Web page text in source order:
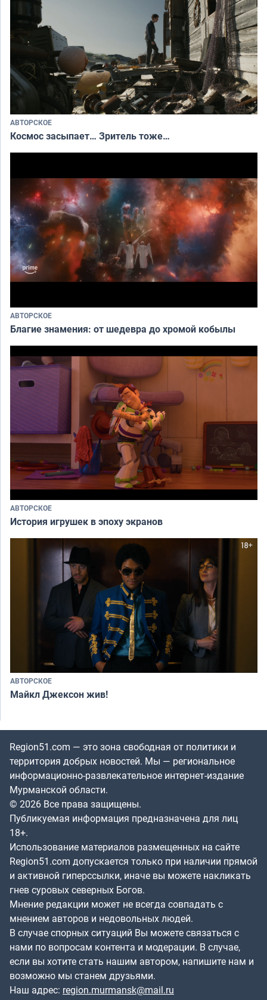
АВТОРСКОЕ
Космос засыпает… Зритель тоже…
АВТОРСКОЕ
Благие знамения: от шедевра до хромой кобылы
АВТОРСКОЕ
История игрушек в эпоху экранов
АВТОРСКОЕ
Майкл Джексон жив!
Region51.com — это зона свободная от политики и
территория добрых новостей. Мы — региональное
информационно-развлекательное интернет-издание
Мурманской области.
© 2026 Все права защищены.
Публикуемая информация предназначена для лиц
18+.
Использование материалов размещенных на сайте
Region51.com допускается только при наличии прямой
и активной гиперссылки, иначе вы можете накликать
гнев суровых северных Богов.
Мнение редакции может не всегда совпадать с
мнением авторов и недовольных людей.
В случае спорных ситуаций Вы можете связаться с
нами по вопросам контента и модерации. В случае,
если вы хотите стать нашим автором, напишите нам и
возможно мы станем друзьями.
Наш адрес: region.murmansk@mail.ru